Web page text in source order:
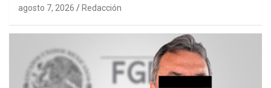
agosto 7, 2026 Redacción